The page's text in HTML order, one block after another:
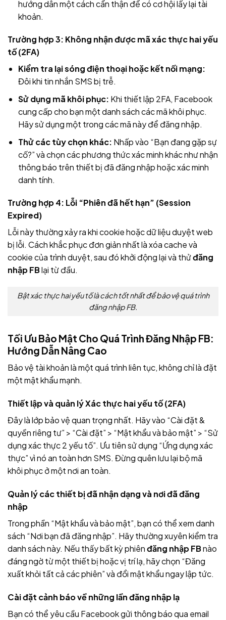
hướng dẫn một cách cẩn thận để có cơ hội lấy lại tài
khoản.
Trường hợp 3: Không nhận được mã xác thực hai yếu
tố (2FA)
Kiểm tra lại sóng điện thoại hoặc kết nối mạng:
Đôi khi tin nhắn SMS bị trễ.
Sử dụng mã khôi phục: Khi thiết lập 2FA, Facebook
cung cấp cho bạn một danh sách các mã khôi phục.
Hãy sử dụng một trong các mã này để đăng nhập.
Thử các tùy chọn khác: Nhấp vào “Bạn đang gặp sự
cố?” và chọn các phương thức xác minh khác như nhận
thông báo trên thiết bị đã đăng nhập hoặc xác minh
danh tính.
Trường hợp 4: Lỗi “Phiên đã hết hạn” (Session
Expired)
Lỗi này thường xảy ra khi cookie hoặc dữ liệu duyệt web
bị lỗi. Cách khắc phục đơn giản nhất là xóa cache và
cookie của trình duyệt, sau đó khởi động lại và thửđăng
nhập FBlại từ đầu.
Bật xác thực hai yếu tố là cách tốt nhất để bảo vệ quá trình
đăng nhập FB.
Tối Ưu Bảo Mật Cho Quá Trình Đăng Nhập FB:
Hướng Dẫn Nâng Cao
Bảo vệ tài khoản là một quá trình liên tục, không chỉ là đặt
một mật khẩu mạnh.
Thiết lập và quản lý Xác thực hai yếu tố (2FA)
Đây là lớp bảo vệ quan trọng nhất. Hãy vào “Cài đặt &
quyền riêng tư” > “Cài đặt” > “Mật khẩu và bảo mật” > “Sử
dụng xác thực 2 yếu tố”. Ưu tiên sử dụng “Ứng dụng xác
thực” vì nó an toàn hơn SMS. Đừng quên lưu lại bộ mã
khôi phục ở một nơi an toàn.
Quản lý các thiết bị đã nhận dạng và nơi đã đăng
nhập
Trong phần “Mật khẩu và bảo mật”, bạn có thể xem danh
sách “Nơi bạn đã đăng nhập”. Hãy thường xuyên kiểm tra
danh sách này. Nếu thấy bất kỳ phiênđăng nhập FBnào
đáng ngờ từ một thiết bị hoặc vị trí lạ, hãy chọn “Đăng
xuất khỏi tất cả các phiên” và đổi mật khẩu ngay lập tức.
Cài đặt cảnh báo về những lần đăng nhập lạ
Bạn có thể yêu cầu Facebook gửi thông báo qua email